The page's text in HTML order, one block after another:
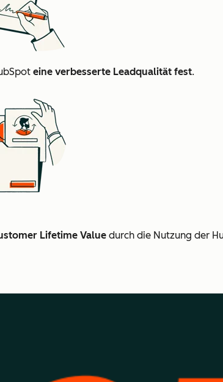
eine verbesserte Leadqualität fest.
Lifetime Value durch die Nutzung der